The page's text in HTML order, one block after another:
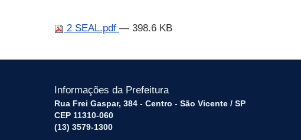
2 SEAL.pdf — 398.6 KB
Informações da Prefeitura
Rua Frei Gaspar, 384 - Centro - São Vicente / SP
CEP 11310-060
(13) 3579-1300